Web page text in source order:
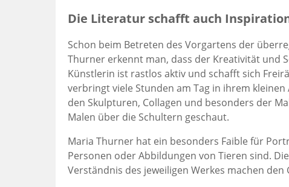
Die Literatur schafft auch
Schon beim Betreten des Vorgartens der
Thurner erkennt man, dass der Kreativität und
Künstlerin ist rastlos aktiv und schafft sich
verbringt viele Stunden am Tag in ihrem
den Skulpturen, Collagen und besonders der
Malen über die Schultern geschaut.
Maria Thurner hat ein besonders Faible für
Personen oder Abbildungen von Tieren sind.
Verständnis des jeweiligen Werkes machen den